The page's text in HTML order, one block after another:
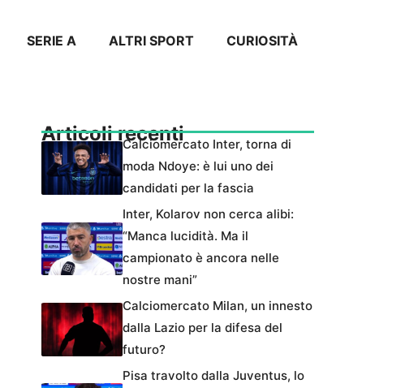
SERIE A ALTRI SPORT CURIOSITÀ
Articoli recentiCalciomercato Inter, torna di
moda Ndoye: è lui uno dei
candidati per la fascia
Inter, Kolarov non cerca alibi:
“Manca lucidità. Ma il
campionato è ancora nelle
nostre mani”
Calciomercato Milan, un innesto
dalla Lazio per la difesa del
futuro?
Pisa travolto dalla Juventus, lo